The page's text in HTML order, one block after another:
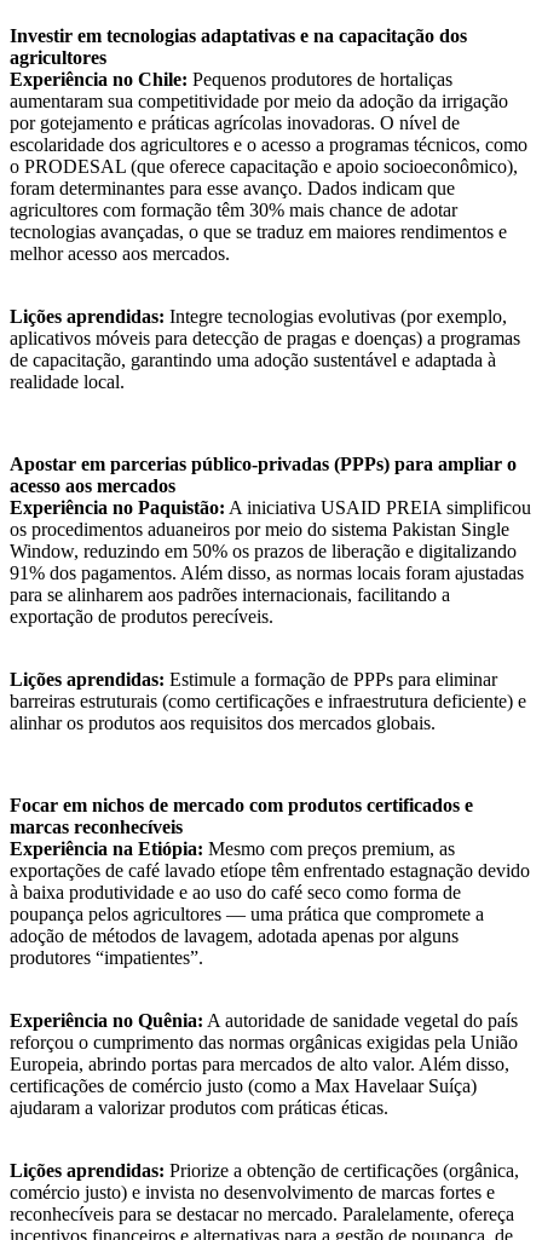
Investir em tecnologias adaptativas e na capacitação dos
agricultores
Experiência no Chile: Pequenos produtores de hortaliças
aumentaram sua competitividade por meio da adoção da irrigação
por gotejamento e práticas agrícolas inovadoras. O nível de
escolaridade dos agricultores e o acesso a programas técnicos, como
o PRODESAL (que oferece capacitação e apoio socioeconômico),
foram determinantes para esse avanço. Dados indicam que
agricultores com formação têm 30% mais chance de adotar
tecnologias avançadas, o que se traduz em maiores rendimentos e
melhor acesso aos mercados.
Lições aprendidas: Integre tecnologias evolutivas (por exemplo,
aplicativos móveis para detecção de pragas e doenças) a programas
de capacitação, garantindo uma adoção sustentável e adaptada à
realidade local.
Apostar em parcerias público-privadas (PPPs) para ampliar o
acesso aos mercados
Experiência no Paquistão: A iniciativa USAID PREIA simplificou
os procedimentos aduaneiros por meio do sistema Pakistan Single
Window, reduzindo em 50% os prazos de liberação e digitalizando
91% dos pagamentos. Além disso, as normas locais foram ajustadas
para se alinharem aos padrões internacionais, facilitando a
exportação de produtos perecíveis.
Lições aprendidas: Estimule a formação de PPPs para eliminar
barreiras estruturais (como certificações e infraestrutura deficiente) e
alinhar os produtos aos requisitos dos mercados globais.
Focar em nichos de mercado com produtos certificados e
marcas reconhecíveis
Experiência na Etiópia: Mesmo com preços premium, as
exportações de café lavado etíope têm enfrentado estagnação devido
à baixa produtividade e ao uso do café seco como forma de
poupança pelos agricultores — uma prática que compromete a
adoção de métodos de lavagem, adotada apenas por alguns
produtores “impatientes”.
Experiência no Quênia: A autoridade de sanidade vegetal do país
reforçou o cumprimento das normas orgânicas exigidas pela União
Europeia, abrindo portas para mercados de alto valor. Além disso,
certificações de comércio justo (como a Max Havelaar Suíça)
ajudaram a valorizar produtos com práticas éticas.
Lições aprendidas: Priorize a obtenção de certificações (orgânica,
comércio justo) e invista no desenvolvimento de marcas fortes e
reconhecíveis para se destacar no mercado. Paralelamente, ofereça
incentivos financeiros e alternativas para a gestão de poupança, de